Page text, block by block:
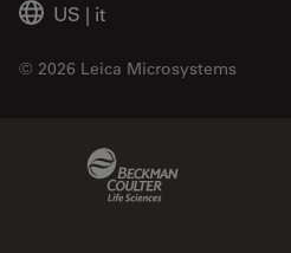
US | it
© 2026 Leica Microsystems